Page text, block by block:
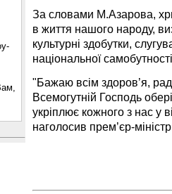
За словами М.Азарова,
в життя нашого народу,
культурні здобутки,
національної
"Бажаю всім здоров’я,
Всемогутній Господь
укріплює кожного з нас у
наголосив прем’єр-